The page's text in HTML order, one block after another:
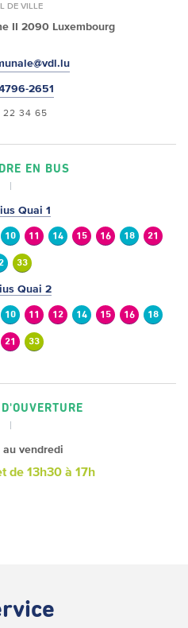
DE VILLE
II 2090 Luxembourg
2651
22 34 65
EN BUS
Quai 1
10 11 14 15 16 18 21
33
Quai 2
10 11 12 14 15 16 18
21 33
au vendredi
de 13h30 à 17h